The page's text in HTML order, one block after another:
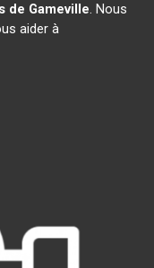
de Gameville. Nous
aider à